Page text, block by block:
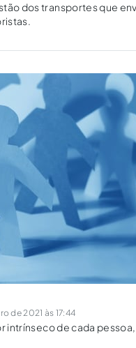
dos transportes que
de 2021 às 17:44
intrínseco de cada